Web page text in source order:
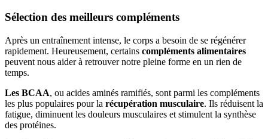
Sélection des meilleurs compléments
Après un entraînement intense, le corps a besoin de se régénérer
rapidement. Heureusement, certains compléments alimentaires
peuvent nous aider à retrouver notre pleine forme en un rien de
temps.
Les BCAA, ou acides aminés ramifiés, sont parmi les compléments
les plus populaires pour la récupération musculaire. Ils réduisent la
fatigue, diminuent les douleurs musculaires et stimulent la synthèse
des protéines.